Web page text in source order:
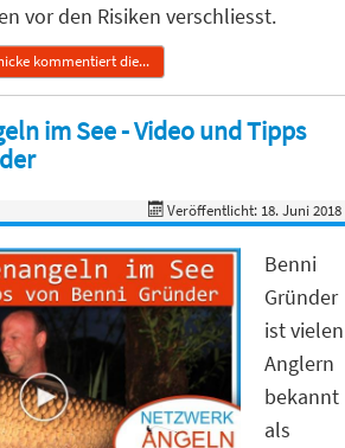
vor den Risiken verschliesst.
kommentiert die...
im See - Video und Tipps
Veröffentlicht: 18. Juni 2018
Benni
Gründer
ist vielen
Anglern
bekannt
als